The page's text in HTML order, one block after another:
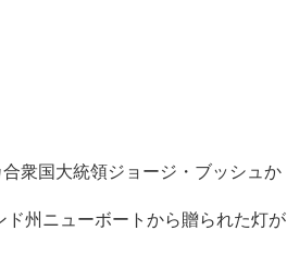
衆国大統領ジョージ・ブッシュか
州ニューボートから贈られた灯が